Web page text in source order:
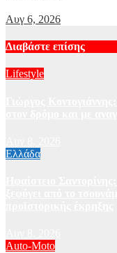
Αυγ 6, 2026
Διαβάστε επίσης
Lifestyle
Ελλάδα
Auto-Moto